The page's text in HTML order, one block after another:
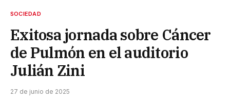
SOCIEDAD
Exitosa jornada sobre Cáncer
de Pulmón en el auditorio
Julián Zini
27 de junio de 2025